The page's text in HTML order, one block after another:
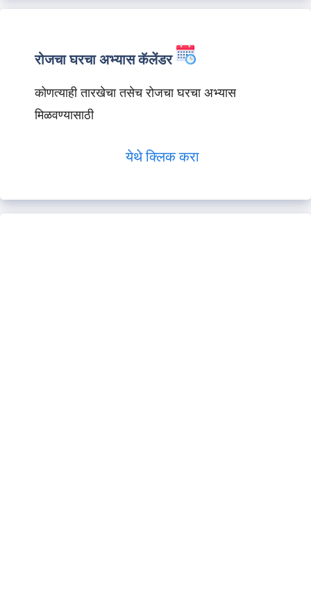
रोजचा घरचा अभ्यास कॅलेंडर
कोणत्याही तारखेचा तसेच रोजचा घरचा अभ्यास
मिळवण्यासाठी
येथे क्लिक करा